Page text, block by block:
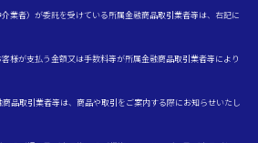
業者）が委託を受けている所属金融商品取引業者等は、右記に
様が支払う金額又は手数料等が所属金融商品取引業者等により
品取引業者等は、商品や取引をご案内する際にお知らせいたし